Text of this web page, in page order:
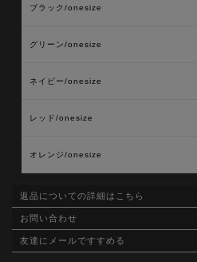
ブラック/onesize
グリーン/onesize
ネイビー/onesize
レッド/onesize
オレンジ/onesize
返品についての詳細はこちら
お問い合わせ
友達にメールですすめる